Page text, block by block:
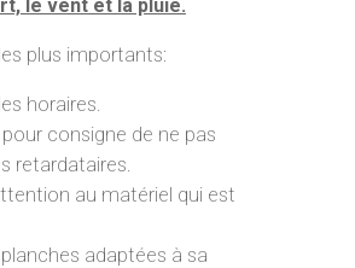
le vent et la pluie.
plus importants:
horaires.
pour consigne de ne pas
retardataires.
au matériel qui est
adaptées à sa